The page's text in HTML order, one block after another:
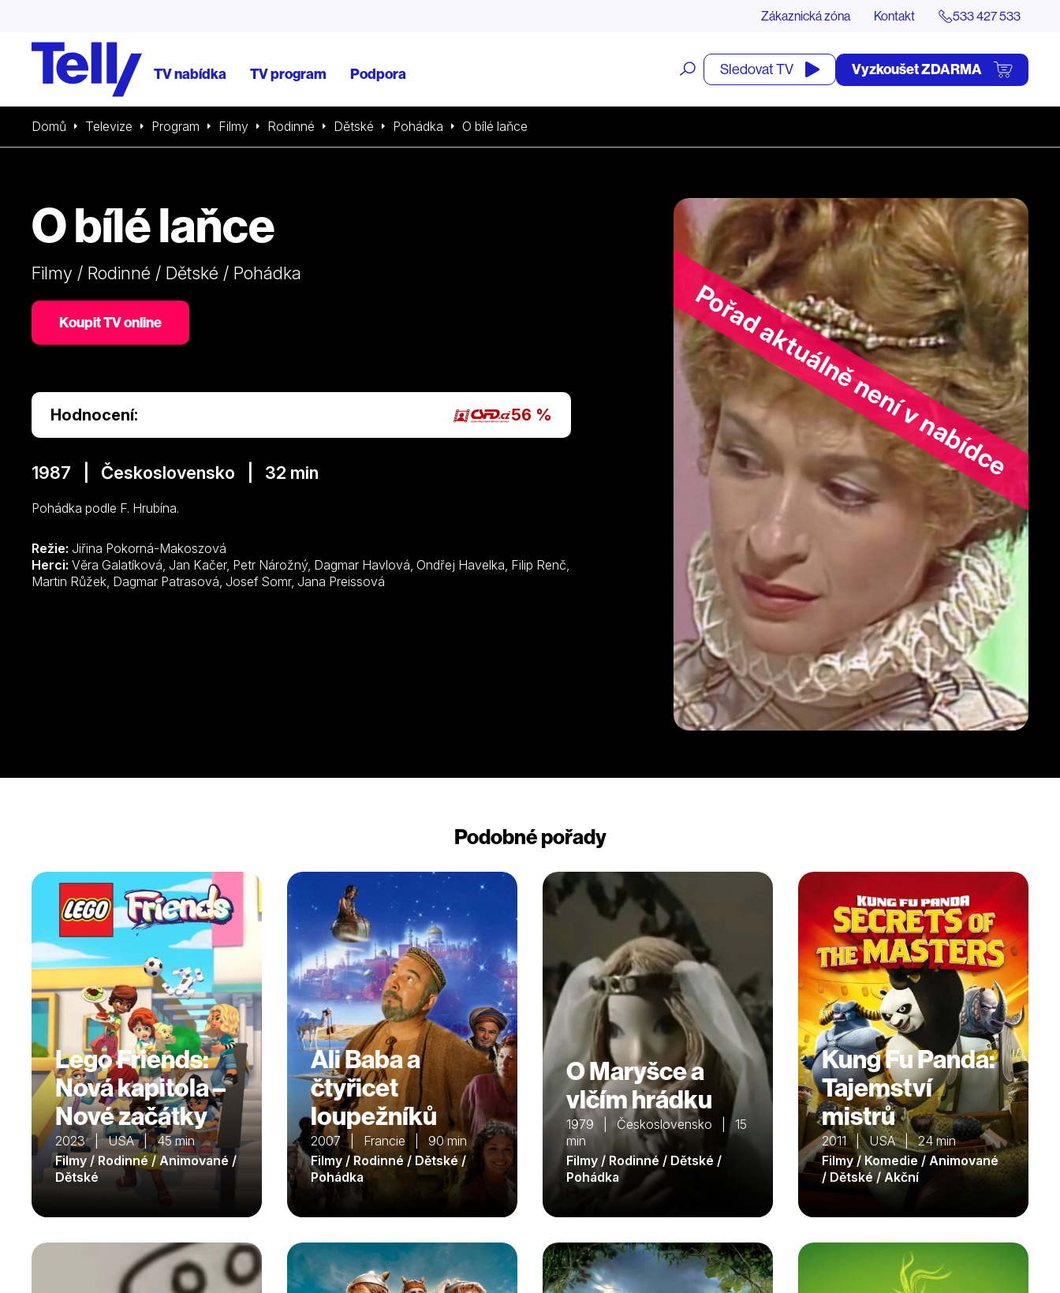
Zákaznická zóna Kontakt 533 427 533
TV nabídka TV program Podpora
Otevřít
vyhledávání
Sledovat TV Vyzkoušet ZDARMA
Domů Televize Program Filmy Rodinné Dětské Pohádka O bílé laňce
Pořad aktuálně není v nabídce
O bílé laňce
Filmy / Rodinné / Dětské / Pohádka
Koupit TV online
Hodnocení: 56 %
1987 | Československo | 32 min
Pohádka podle F. Hrubína.
Režie: Jiřina Pokorná-Makoszová
Herci:
Martin Růžek, Dagmar Patrasová, Josef Somr, Jana Preissová
Podobné pořady
Lego Friends:
Nová kapitola –
Nové začátky
2023 | USA | 45 min
Filmy / Rodinné / Animované /
Dětské
Ali Baba a
čtyřicet
loupežníků
2007 | Francie | 90 min
Filmy / Rodinné / Dětské /
Pohádka
O Maryšce a
vlčím hrádku
1979 | Československo | 15
min
Filmy / Rodinné / Dětské /
Pohádka
Kung Fu Panda:
Tajemství
mistrů
2011 | USA | 24 min
Filmy / Komedie / Animované
/ Dětské / Akční